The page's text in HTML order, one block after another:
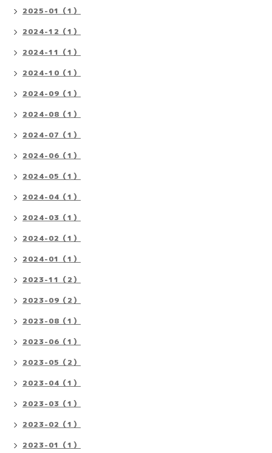
2025-01（1）
2024-12（1）
2024-11（1）
2024-10（1）
2024-09（1）
2024-08（1）
2024-07（1）
2024-06（1）
2024-05（1）
2024-04（1）
2024-03（1）
2024-02（1）
2024-01（1）
2023-11（2）
2023-09（2）
2023-08（1）
2023-06（1）
2023-05（2）
2023-04（1）
2023-03（1）
2023-02（1）
2023-01（1）